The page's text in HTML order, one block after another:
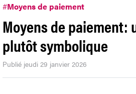
#Moyens de paiement
Moyens de paiement:
plutôt symbolique
Publié jeudi 29 janvier 2026